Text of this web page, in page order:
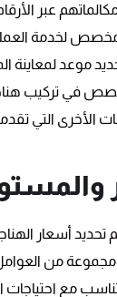
عبر
لخدمة
موعد لمعاينة
في تركيب
الأخرى التي
تحديد أسعار
مجموعة من
مع